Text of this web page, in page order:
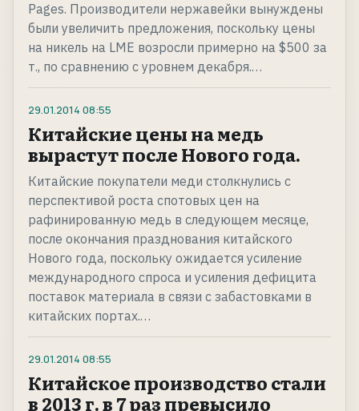
Pages. Производители нержавейки вынуждены
были увеличить предложения, поскольку цены
на никель на LME возросли примерно на $500 за
т., по сравнению с уровнем декабря.…
29.01.2014 08:55
Китайские цены на медь
вырастут после Нового года.
Китайские покупатели меди столкнулись с
перспективой роста спотовых цен на
рафинированную медь в следующем месяце,
после окончания празднования китайского
Нового года, поскольку ожидается усиление
международного спроса и усиления дефицита
поставок материала в связи с забастовками в
китайских портах.…
29.01.2014 08:55
Китайское производство стали
в 2013 г. в 7 раз превысило